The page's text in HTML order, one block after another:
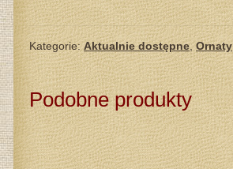
Kategorie:Aktualnie dostępne,Ornaty
Podobne produkty